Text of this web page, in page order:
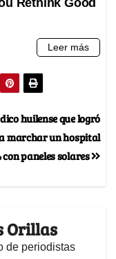
huilense que logró
marchar un hospital
con paneles solares
Orillas
de periodistas